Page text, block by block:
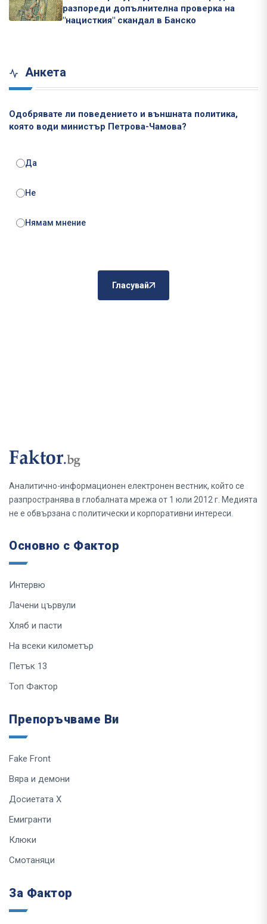
разпореди допълнителна проверка на
"нацисткия" скандал в Банско
Анкета
Одобрявате ли поведението и външната политика,
която води министър Петрова-Чамова?
Да
Не
Нямам мнение
Гласувай
Аналитично-информационен електронен вестник, който се
разпространява в глобалната мрежа от 1 юли 2012 г. Медията
не е обвързана с политически и корпоративни интереси.
Основно с Фактор
Интервю
Лачени цървули
Хляб и пасти
На всеки километър
Петък 13
Топ Фактор
Препоръчваме Ви
Fake Front
Вяра и демони
Досиетата Х
Емигранти
Клюки
Смотаняци
За Фактор